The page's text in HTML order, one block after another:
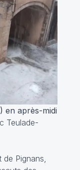
en après-midi
Teulade-
Pignans,